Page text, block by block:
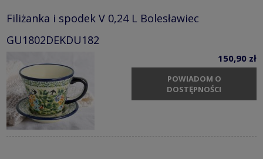
Filiżanka i spodek V 0,24 L Bolesławiec
GU1802DEKDU182
150,90 zł
POWIADOM O
DOSTĘPNOŚCI